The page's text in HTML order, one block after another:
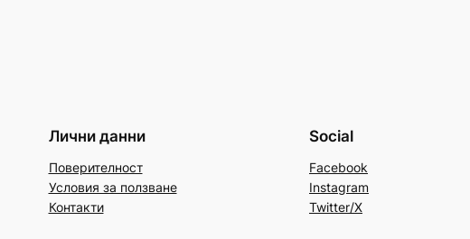
Лични данни
Поверителност
Условия за ползване
Контакти
Social
Facebook
Instagram
Twitter/X